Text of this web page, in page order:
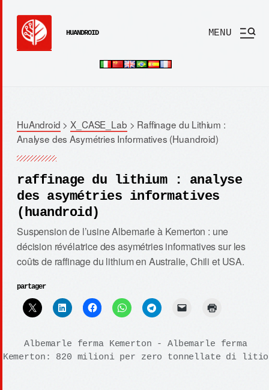
HUANDROID MENU
HuAndroid >X_CASE_Lab > Raffinage du Lithium :
Analyse des Asymétries Informatives (Huandroid)
raffinage du lithium : analyse
des asymétries informatives
(huandroid)
Suspension de l’usine Albemarle à Kemerton : une
décision révélatrice des asymétries informatives sur les
coûts de raffinage du lithium en Australie, Chili et USA.
partager
Albemarle ferma Kemerton - Albemarle ferma
Kemerton: 820 milioni per zero tonnellate di litio